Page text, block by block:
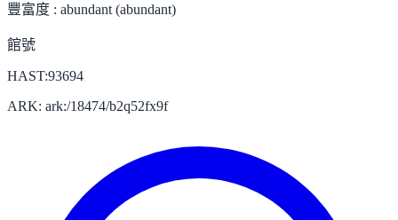
豐富度 : abundant (abundant)
館號
HAST:93694
ARK: ark:/18474/b2q52fx9f